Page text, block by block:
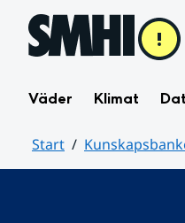
Hoppa till sidans innehåll
Väder Klimat
Start